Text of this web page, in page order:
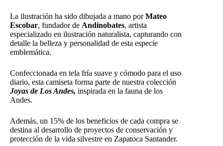
La ilustración ha sido dibujada a mano porMateo
Escobar, fundador de Andinobates, artista
especializado en ilustración naturalista, capturando con
detalle la belleza y personalidad de esta especie
emblemática.
Confeccionada en tela fría suave y cómodo para el uso
diario, esta camiseta forma parte de nuestra colección
Joyas de Los Andes, inspirada en la fauna de los
Andes.
Además, un 15% de los beneficios de cada compra se
destina al desarrollo de proyectos de conservación y
protección de la vida silvestre en Zapatoca Santander.